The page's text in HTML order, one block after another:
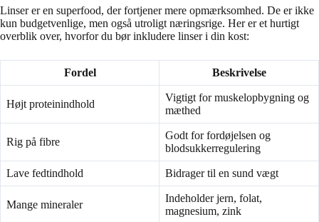
Linser er en superfood, der fortjener mere opmærksomhed. De er ikke
kun budgetvenlige, men også utroligt næringsrige. Her er et hurtigt
overblik over, hvorfor du bør inkludere linser i din kost:
Fordel Beskrivelse
Højt proteinindhold
Vigtigt for muskelopbygning og
mæthed
Rig på fibre
Godt for fordøjelsen og
blodsukkerregulering
Lave fedtindhold Bidrager til en sund vægt
Mange mineraler
Indeholder jern, folat,
magnesium, zink